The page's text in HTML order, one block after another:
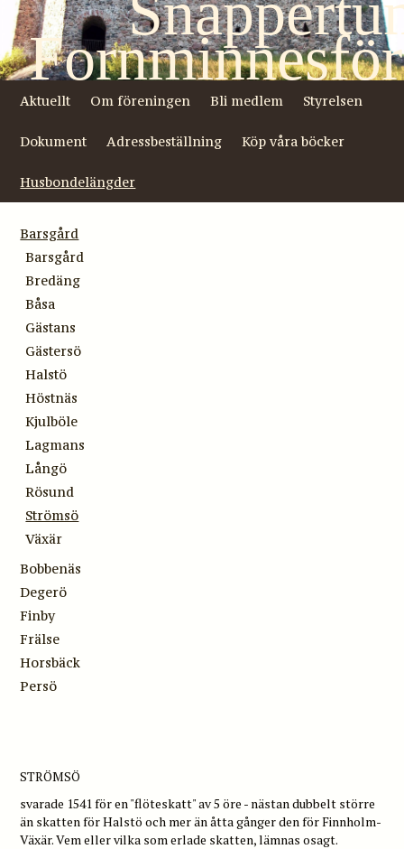
Aktuellt Om föreningen Bli medlem Styrelsen
Dokument Adressbeställning Köp våra böcker
Husbondelängder
Barsgård
Barsgård
Bredäng
Båsa
Gästans
Gästersö
Halstö
Höstnäs
Kjulböle
Lagmans
Långö
Rösund
Strömsö
Växär
Bobbenäs
Degerö
Finby
Frälse
Horsbäck
Persö
STRÖMSÖ
svarade 1541 för en "flöteskatt" av 5 öre - nästan dubbelt större
än skatten för Halstö och mer än åtta gånger den för Finnholm-
Växär. Vem eller vilka som erlade skatten, lämnas osagt.